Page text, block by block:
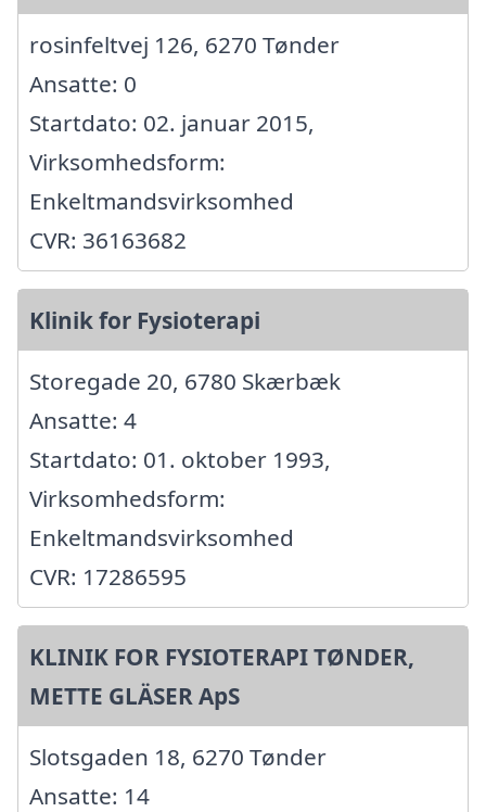
rosinfeltvej 126, 6270 Tønder
Ansatte: 0
Startdato: 02. januar 2015,
Virksomhedsform:
Enkeltmandsvirksomhed
CVR: 36163682
Klinik for Fysioterapi
Storegade 20, 6780 Skærbæk
Ansatte: 4
Startdato: 01. oktober 1993,
Virksomhedsform:
Enkeltmandsvirksomhed
CVR: 17286595
KLINIK FOR FYSIOTERAPI TØNDER,
METTE GLÄSER ApS
Slotsgaden 18, 6270 Tønder
Ansatte: 14